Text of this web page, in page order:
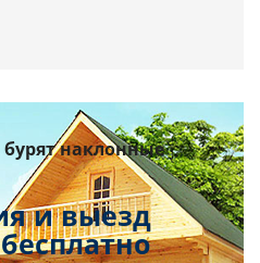
бурят наклонные
и выезд